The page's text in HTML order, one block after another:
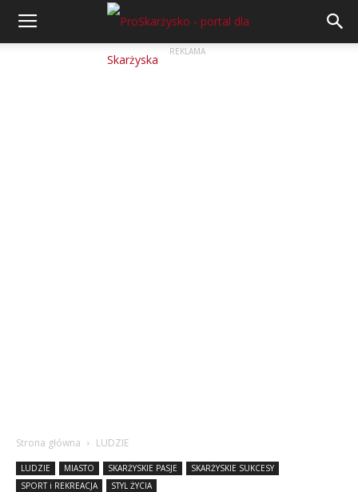
REKLAMA
Strona główna LUDZIE
LUDZIE MIASTO SKARŻYSKIE PASJE
SKARŻYSKIE SUKCESY
SPORT i REKREACJA
STYL ŻYCIA